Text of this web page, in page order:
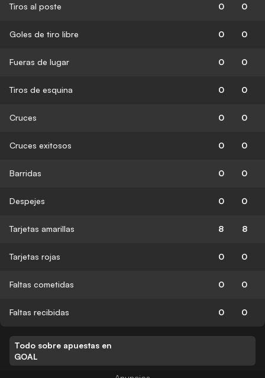
Tiros al poste 0 0
Goles de tiro libre 0 0
Fueras de lugar 0 0
Tiros de esquina 0 0
Cruces 0 0
Cruces exitosos 0 0
Barridas 0 0
Despejes 0 0
Tarjetas amarillas 8 8
Tarjetas rojas 0 0
Faltas cometidas 0 0
Faltas recibidas 0 0
Todo sobre apuestas en
GOAL